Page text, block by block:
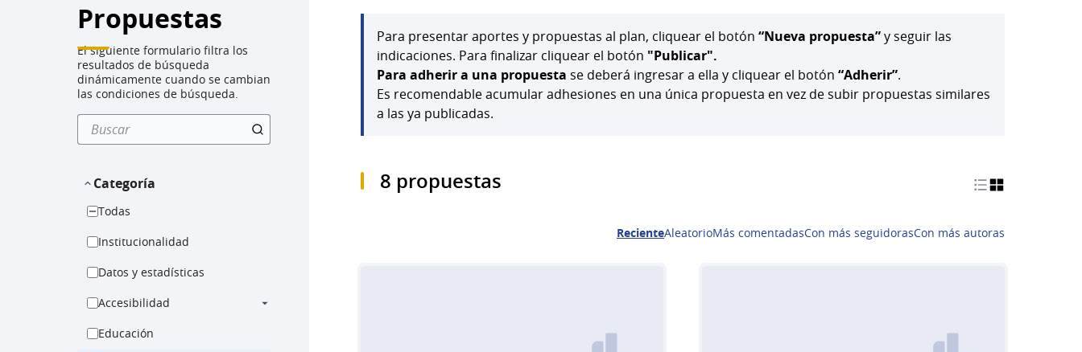
Propuestas
El siguiente formulario filtra los
resultados de búsqueda
dinámicamente cuando se cambian
las condiciones de búsqueda.
Categoría
Todas
Institucionalidad
Datos y estadísticas
Accesibilidad
Educación
Para presentar aportes y propuestas al plan, cliquear el botón “Nueva propuesta”y seguir las
indicaciones. Para finalizar cliquear el botón "Publicar".
Para adherir a una propuesta se deberá ingresar a ella y cliquear el botón “Adherir”.
Es recomendable acumular adhesiones en una única propuesta en vez de subir propuestas similares
a las ya publicadas.
8 propuestas
RecienteAleatorioMás comentadasCon más seguidorasCon más autoras